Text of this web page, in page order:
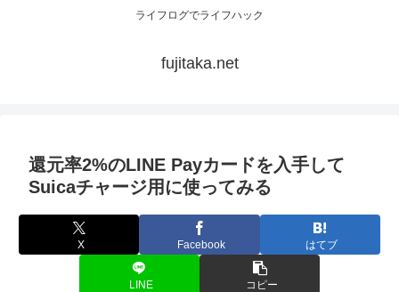
ライフログでライフハック
fujitaka.net
還元率2%のLINE Payカードを入手して
Suicaチャージ用に使ってみる
X Facebook はてブ
LINE コピー